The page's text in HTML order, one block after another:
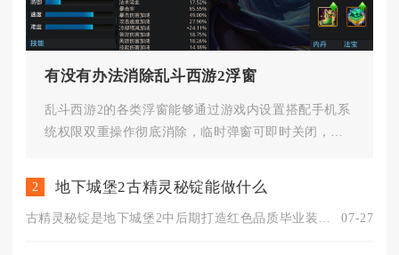
有没有办法消除乱斗西游2浮窗
乱斗西游2的各类浮窗能够通过游戏内设置搭配手机系
统权限双重操作彻底消除，临时弹窗可即时关闭，长
2 地下城堡2古精灵秘锭能做什么
07-27